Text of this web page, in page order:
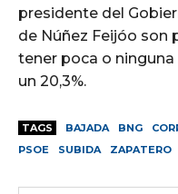
presidente del
de Núñez Feijóo son
tener poca o ninguna
un 20,3%.
TAGS BAJADA BNG
PSOE
SUBIDA ZAPATERO